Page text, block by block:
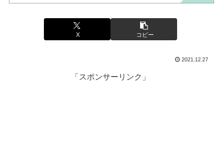
X コピー
2021.12.27
「スポンサーリンク」